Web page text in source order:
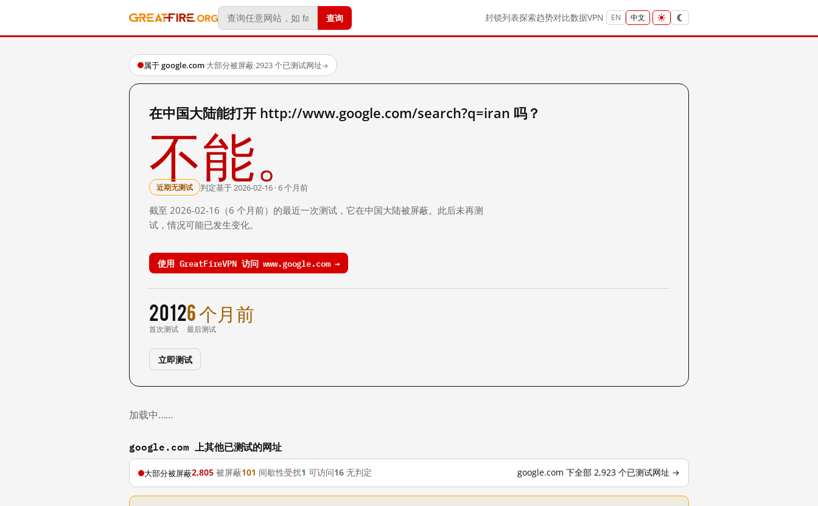
查询 封锁列表探索趋势对比数据VPN EN 中文
属于 google.com·大部分被屏蔽·2923 个已测试网址→
在中国大陆能打开 http://www.google.com/search?q=iran 吗？
不能。
近期无测试 判定基于 2026-02-16 · 6 个月前
截至 2026-02-16（6 个月前）的最近一次测试，它在中国大陆被屏蔽。此后未再测
试，情况可能已发生变化。
使用 GreatFireVPN 访问 www.google.com →
2012
首次测试
6 个月前
最后测试
立即测试
加载中……
google.com 上其他已测试的网址
大部分被屏蔽2,805 被屏蔽101 间歇性受扰1 可访问16 无判定 google.com 下全部 2,923 个已测试网址 →